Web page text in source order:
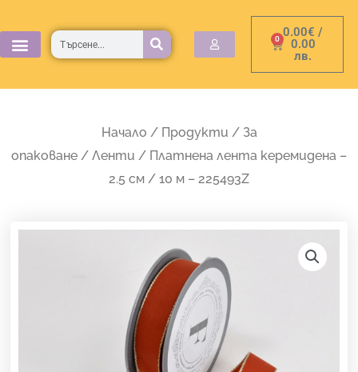
to
content
0.00€ /
0.00
лв.
0
Cart
Търсене
Начало / Продукти / За
опаковане / Ленти / Платнена лента керемидена –
2.5 см / 10 м – 225493Z